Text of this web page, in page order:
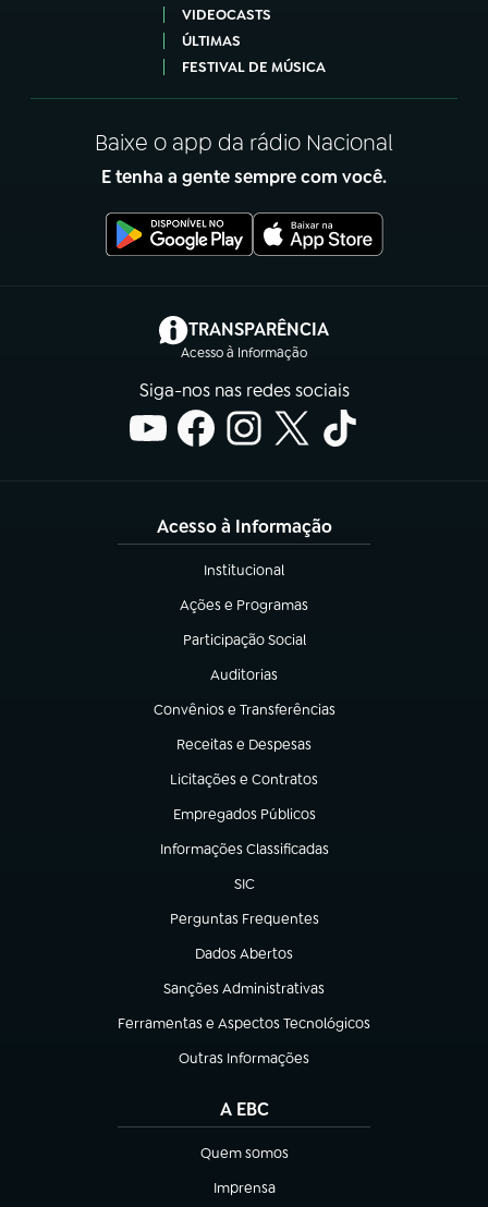
VIDEOCASTS
ÚLTIMAS
FESTIVAL DE MÚSICA
Baixe o app da rádio Nacional
E tenha a gente sempre com você.
TRANSPARÊNCIA
Acesso à Informação
(abre em nova aba)
Siga-nos nas redes sociais
Acesso à Informação
Institucional
(abre em nova aba)
Ações e Programas
(abre em nova aba)
Participação Social
(abre em nova aba)
Auditorias
(abre em nova aba)
Convênios e Transferências
(abre em nova aba)
Receitas e Despesas
(abre em nova aba)
Licitações e Contratos
(abre em nova aba)
Empregados Públicos
(abre em nova aba)
Informações Classificadas
(abre em nova aba)
SIC
(abre em nova aba)
Perguntas Frequentes
(abre em nova aba)
Dados Abertos
(abre em nova aba)
Sanções Administrativas
(abre em nova aba)
Ferramentas e Aspectos Tecnológicos
(abre em nova aba)
Outras Informações
(abre em nova aba)
A EBC
Quem somos
(abre em nova aba)
Imprensa
(abre em nova aba)